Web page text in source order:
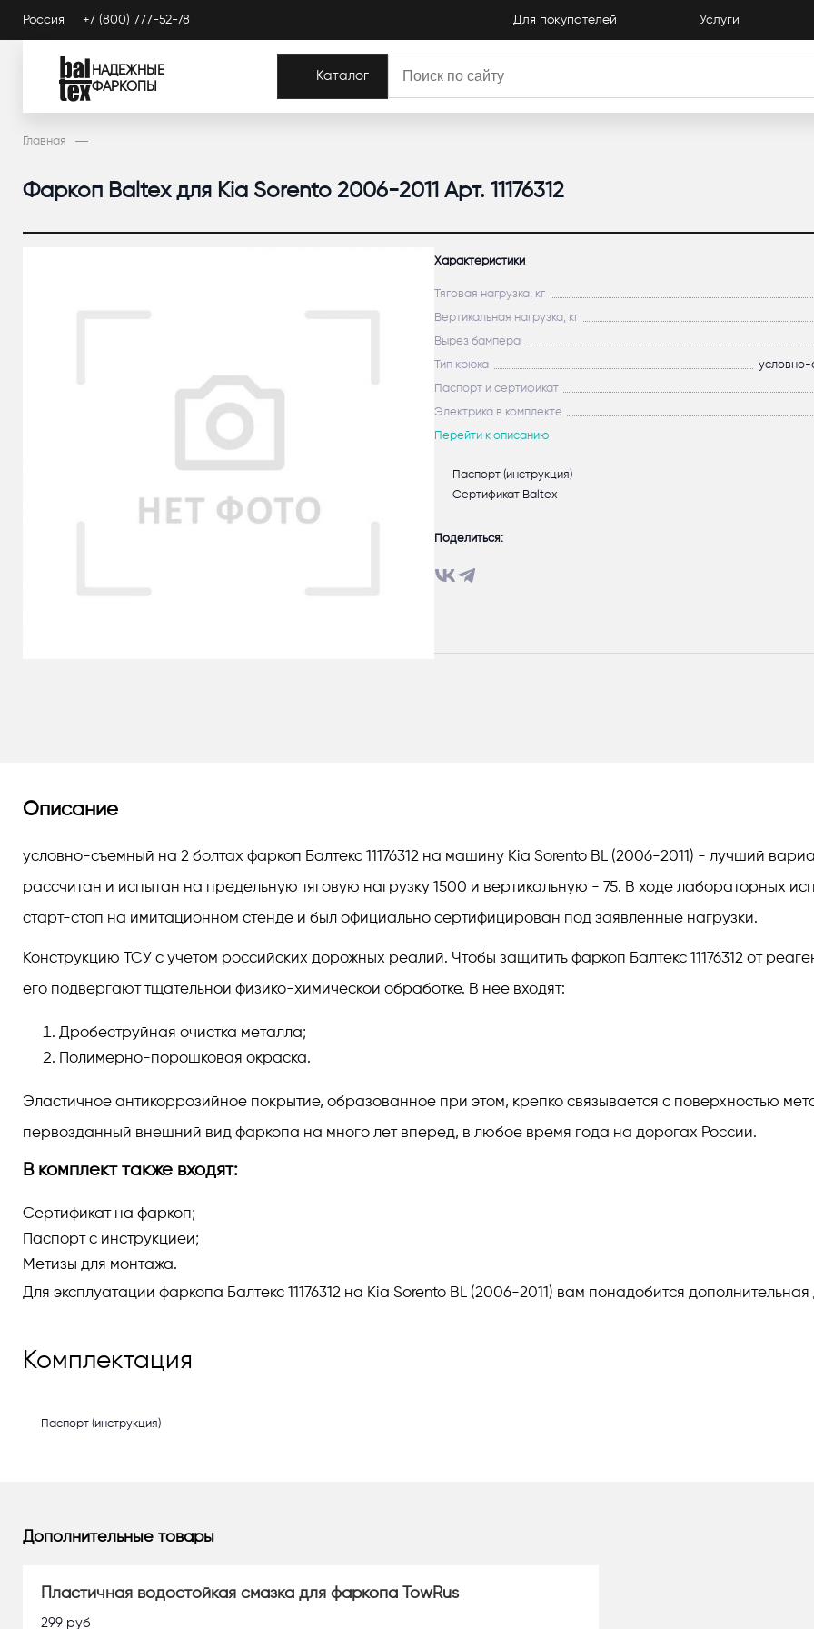
Россия +7 (800) 777-52-78 Для покупателей Услуги
НАДЕЖНЫЕ
ФАРКОПЫ
Каталог
Главная
Фаркоп Baltex для Kia Sorento 2006-2011 Арт. 11176312
Характеристики
Тяговая нагрузка, кг
Вертикальная нагрузка, кг
Вырез бампера
Тип крюка
условно-
Паспорт и сертификат
Электрика в комплекте
Перейти к описанию
Паспорт (инструкция)
Сертификат Baltex
Поделиться:
Описание
условно-съемный на 2 болтах фаркоп Балтекс 11176312 на машину Kia Sorento BL (2006-2011) - лучший
рассчитан и испытан на предельную тяговую нагрузку 1500 и вертикальную - 75. В ходе лабораторных
старт-стоп на имитационном стенде и был официально сертифицирован под заявленные нагрузки.
Конструкцию ТСУ с учетом российских дорожных реалий. Чтобы защитить фаркоп Балтекс 11176312 от
его подвергают тщательной физико-химической обработке. В нее входят:
Дробеструйная очистка металла;
Полимерно-порошковая окраска.
Эластичное антикоррозийное покрытие, образованное при этом, крепко связывается с поверхностью
первозданный внешний вид фаркопа на много лет вперед, в любое время года на дорогах России.
В комплект также входят:
Сертификат на фаркоп;
Паспорт с инструкцией;
Метизы для монтажа.
Для эксплуатации фаркопа Балтекс 11176312 на Kia Sorento BL (2006-2011) вам понадобится
Комплектация
Паспорт (инструкция)
Дополнительные товары
Пластичная водостойкая смазка для фаркопа TowRus
299 руб